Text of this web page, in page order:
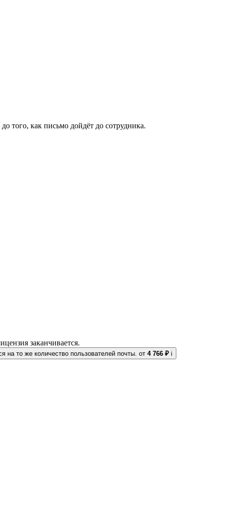
того, как письмо дойдёт до сотрудника.
заканчивается.
то же количество пользователей почты. от 4 766 ₽ i